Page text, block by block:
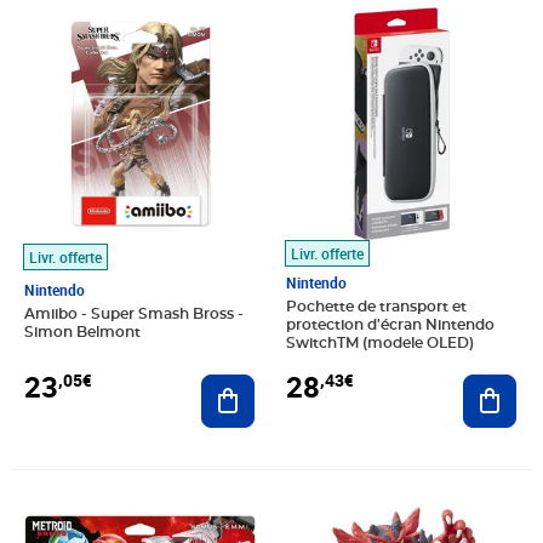
Livr. offerte
Nintendo
Amiibo - Super Smash Bross -
Simon Belmont
23,05€
Prix 23,05€
Ajouter au panier
Livr. offerte
Nintendo
Pochette de transport et
protection d'écran Nintendo
SwitchTM (modele OLED)
28,43€
Prix 28,43€